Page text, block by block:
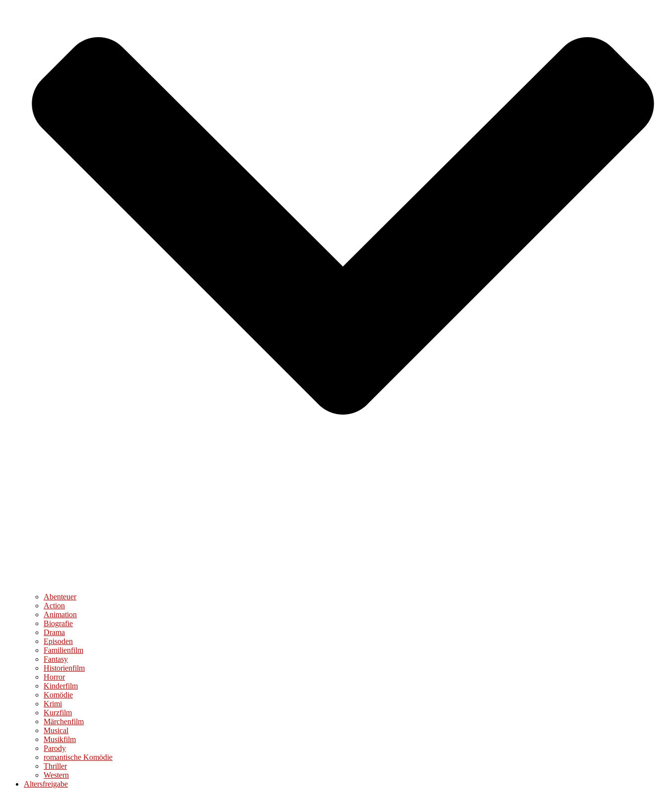
Abenteuer
Action
Animation
Biografie
Drama
Episoden
Familienfilm
Fantasy
Historienfilm
Horror
Kinderfilm
Komödie
Krimi
Kurzfilm
Märchenfilm
Musical
Musikfilm
Parody
romantische Komödie
Thriller
Western
Altersfreigabe